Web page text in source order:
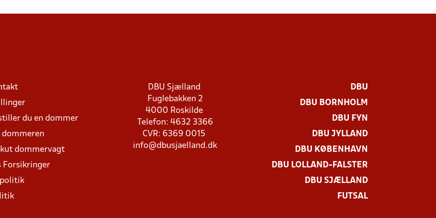
du en dommer
dommeren
dommervagt
DBU Sjælland
Fuglebakken 2
4000 Roskilde
Telefon: 4632 3366
CVR: 6369 0015
info@dbusjaelland.dk
DBU
DBU BORNHOLM
DBU FYN
DBU JYLLAND
DBU KØBENHAVN
DBU LOLLAND-FALSTER
DBU SJÆLLAND
FUTSAL